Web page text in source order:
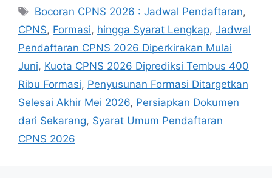
Tag
Bocoran CPNS 2026 : Jadwal Pendaftaran,
CPNS, Formasi, hingga Syarat Lengkap, Jadwal
Pendaftaran CPNS 2026 Diperkirakan Mulai
Juni, Kuota CPNS 2026 Diprediksi Tembus 400
Ribu Formasi, Penyusunan Formasi Ditargetkan
Selesai Akhir Mei 2026, Persiapkan Dokumen
dari Sekarang, Syarat Umum Pendaftaran
CPNS 2026